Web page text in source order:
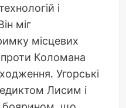
і
міг
місцевих
проти Коломана
Угорські
Лисим і